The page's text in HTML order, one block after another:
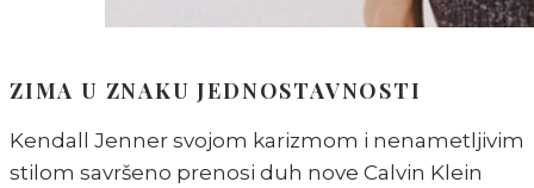
ZIMA U ZNAKU JEDNOSTAVNOSTI
Kendall Jenner svojom karizmom i nenametljivim
stilom savršeno prenosi duh nove Calvin Klein